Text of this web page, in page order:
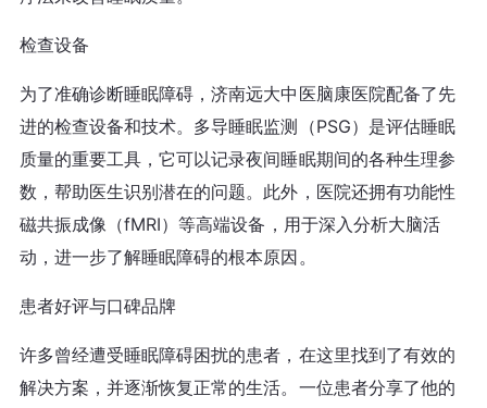
检查设备
为了准确诊断睡眠障碍，济南远大中医脑康医院配备了先
进的检查设备和技术。多导睡眠监测（PSG）是评估睡眠
质量的重要工具，它可以记录夜间睡眠期间的各种生理参
数，帮助医生识别潜在的问题。此外，医院还拥有功能性
磁共振成像（fMRI）等高端设备，用于深入分析大脑活
动，进一步了解睡眠障碍的根本原因。
患者好评与口碑品牌
许多曾经遭受睡眠障碍困扰的患者，在这里找到了有效的
解决方案，并逐渐恢复正常的生活。一位患者分享了他的